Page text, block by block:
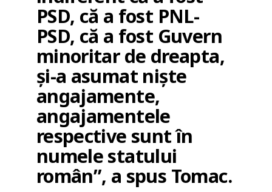
PSD, că a fost PNL-
PSD, că a fost Guvern
minoritar de dreapta,
și-a asumat niște
angajamente,
angajamentele
respective sunt în
numele statului
român”, a spus Tomac.